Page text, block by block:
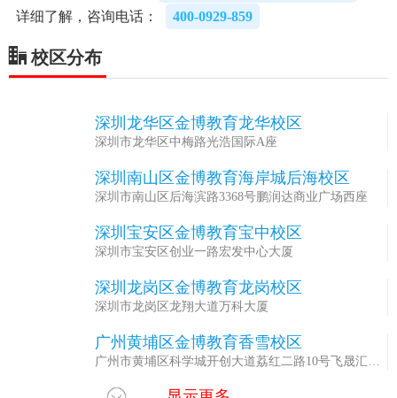
详细了解，咨询电话：
400-0929-859
校区分布
深圳龙华区金博教育龙华校区
深圳市龙华区中梅路光浩国际A座
深圳南山区金博教育海岸城后海校区
深圳市南山区后海滨路3368号鹏润达商业广场西座
深圳宝安区金博教育宝中校区
深圳市宝安区创业一路宏发中心大厦
深圳龙岗区金博教育龙岗校区
深圳市龙岗区龙翔大道万科大厦
广州黄埔区金博教育香雪校区
广州市黄埔区科学城开创大道荔红二路10号飞晟汇B